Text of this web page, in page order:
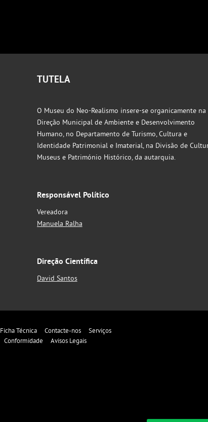
TUTELA
O Museu do Neo-Realismo insere-se organicamente na
Direção Municipal de Ambiente e Desenvolvimento
Humano, no Departamento de Turismo, Cultura e
Identidade Patrimonial e Imaterial, na Divisão de
Museus e Património Histórico, da autarquia.
Responsável Político
Vereadora
Manuela Ralha
Direção Científica
David Santos
Ficha Técnica Contacte-nos
Serviços
Conformidade Avisos Legais